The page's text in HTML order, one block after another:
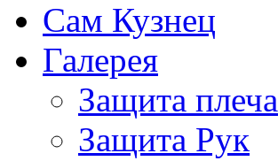
Сам Кузнец
Галерея
Защита плеча
Защита Рук